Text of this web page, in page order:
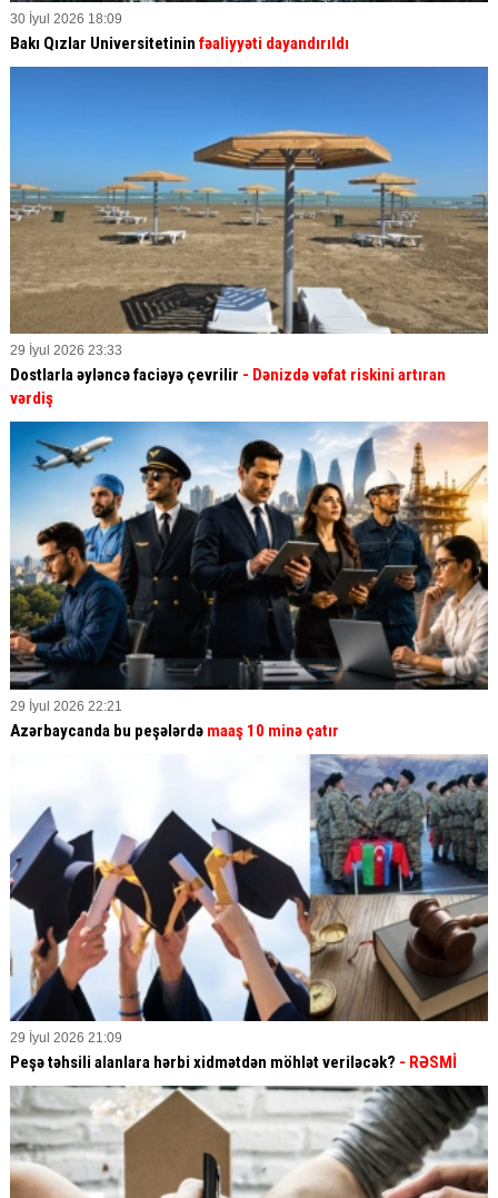
30 İyul 2026 18:09
Bakı Qızlar Universitetinin fəaliyyəti dayandırıldı
29 İyul 2026 23:33
Dostlarla əyləncə faciəyə çevrilir - Dənizdə vəfat riskini artıran
vərdiş
29 İyul 2026 22:21
Azərbaycanda bu peşələrdə maaş 10 minə çatır
29 İyul 2026 21:09
Peşə təhsili alanlara hərbi xidmətdən möhlət veriləcək? - RƏSMİ